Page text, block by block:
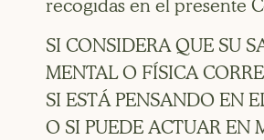
recogidas en el presente
SI CONSIDERA QUE SU
MENTAL O FÍSICA
SI ESTÁ PENSANDO EN
O SI PUEDE ACTUAR EN